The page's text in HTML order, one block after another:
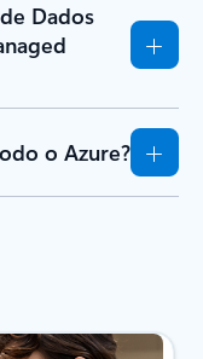
Dados
o Azure?